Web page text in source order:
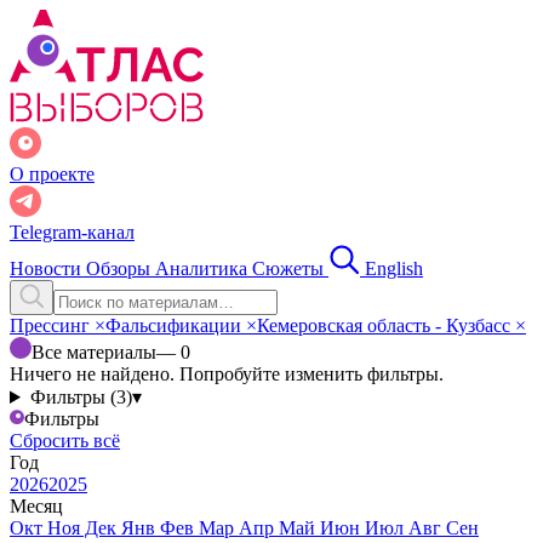
О проекте
Telegram-канал
Новости Обзоры Аналитика Сюжеты English
Прессинг ×Фальсификации ×Кемеровская область - Кузбасс ×
Все материалы— 0
Ничего не найдено. Попробуйте изменить фильтры.
Фильтры (3)▾
Фильтры
Сбросить всё
Год
20262025
Месяц
Окт Ноя Дек Янв Фев Мар Апр Май Июн Июл Авг Сен